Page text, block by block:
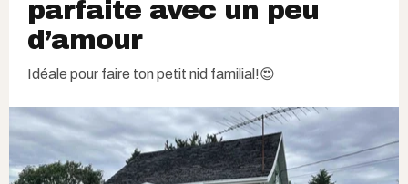
parfaite avec un peu
d’amour
Idéale pour faire ton petit nid familial!😍